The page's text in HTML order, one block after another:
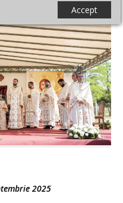
Accept
2025